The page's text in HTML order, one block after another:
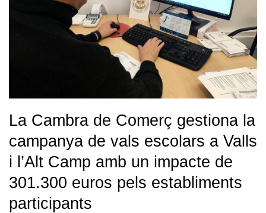
La Cambra de Comerç gestiona la
campanya de vals escolars a Valls
i l’Alt Camp amb un impacte de
301.300 euros pels establiments
participants